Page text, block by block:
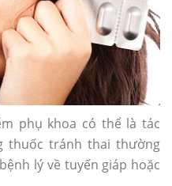
phụ khoa có thể là tác
thuốc tránh thai thường
lý về tuyến giáp hoặc